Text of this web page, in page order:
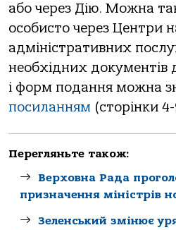
або через Дію. Можна
особисто через Центри
адміністративних
необхідних документів
і форм подання можна
посиланням (сторінки
Перегляньте також:
Верховна Рада
призначення міністрів
Зеленський змінює